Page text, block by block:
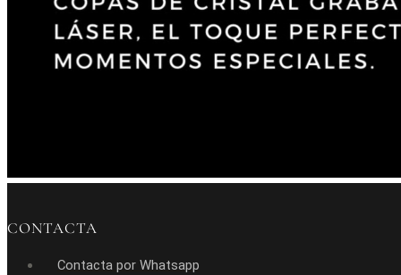
CONTACTA
Contacta por Whatsapp